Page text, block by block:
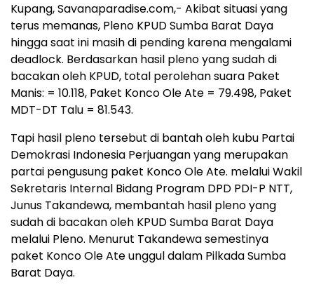
Kupang, Savanaparadise.com,- Akibat situasi yang
terus memanas, Pleno KPUD Sumba Barat Daya
hingga saat ini masih di pending karena mengalami
deadlock. Berdasarkan hasil pleno yang sudah di
bacakan oleh KPUD, total perolehan suara Paket
Manis: = 10.118, Paket Konco Ole Ate = 79.498, Paket
MDT-DT Talu = 81.543.
Tapi hasil pleno tersebut di bantah oleh kubu Partai
Demokrasi Indonesia Perjuangan yang merupakan
partai pengusung paket Konco Ole Ate. melalui Wakil
Sekretaris Internal Bidang Program DPD PDI-P NTT,
Junus Takandewa, membantah hasil pleno yang
sudah di bacakan oleh KPUD Sumba Barat Daya
melalui Pleno. Menurut Takandewa semestinya
paket Konco Ole Ate unggul dalam Pilkada Sumba
Barat Daya.